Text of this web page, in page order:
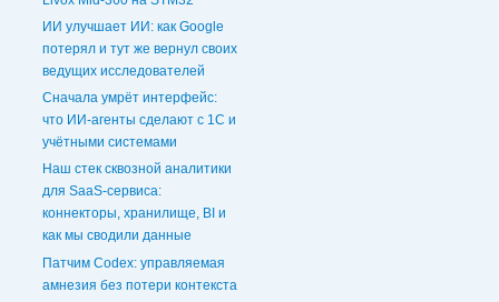
ИИ улучшает ИИ: как Google
потерял и тут же вернул своих
ведущих исследователей
Сначала умрёт интерфейс:
что ИИ-агенты сделают с 1С и
учётными системами
Наш стек сквозной аналитики
для SaaS-сервиса:
коннекторы, хранилище, BI и
как мы сводили данные
Патчим Codex: управляемая
амнезия без потери контекста